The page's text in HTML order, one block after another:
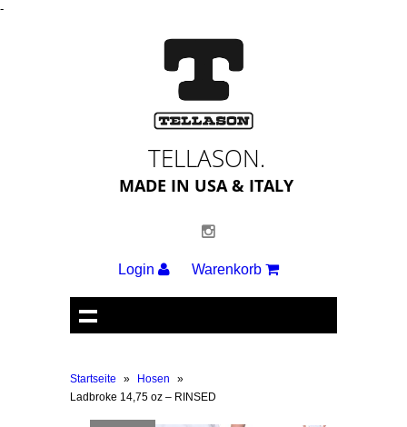
-
TELLASON.
MADE IN USA & ITALY
Login Warenkorb
Startseite » Hosen
»
Ladbroke 14,75 oz – RINSED